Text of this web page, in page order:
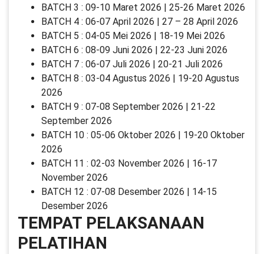
BATCH 3 : 09-10 Maret 2026 | 25-26 Maret 2026
BATCH 4 : 06-07 April 2026 | 27 – 28 April 2026
BATCH 5 : 04-05 Mei 2026 | 18-19 Mei 2026
BATCH 6 : 08-09 Juni 2026 | 22-23 Juni 2026
BATCH 7 : 06-07 Juli 2026 | 20-21 Juli 2026
BATCH 8 : 03-04 Agustus 2026 | 19-20 Agustus
2026
BATCH 9 : 07-08 September 2026 | 21-22
September 2026
BATCH 10 : 05-06 Oktober 2026 | 19-20 Oktober
2026
BATCH 11 : 02-03 November 2026 | 16-17
November 2026
BATCH 12 : 07-08 Desember 2026 | 14-15
Desember 2026
TEMPAT PELAKSANAAN
PELATIHAN